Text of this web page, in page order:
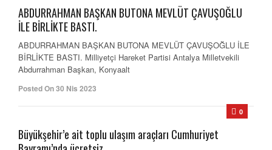
ABDURRAHMAN BAŞKAN BUTONA MEVLÜT ÇAVUŞOĞLU
İLE BİRLİKTE BASTI.
ABDURRAHMAN BAŞKAN BUTONA MEVLÜT ÇAVUŞOĞLU İLE
BİRLİKTE BASTI. Milliyetçi Hareket Partisi Antalya Milletvekili
Abdurrahman Başkan, Konyaalt
Posted On 30 Nis 2023
0
Büyükşehir’e ait toplu ulaşım araçları Cumhuriyet